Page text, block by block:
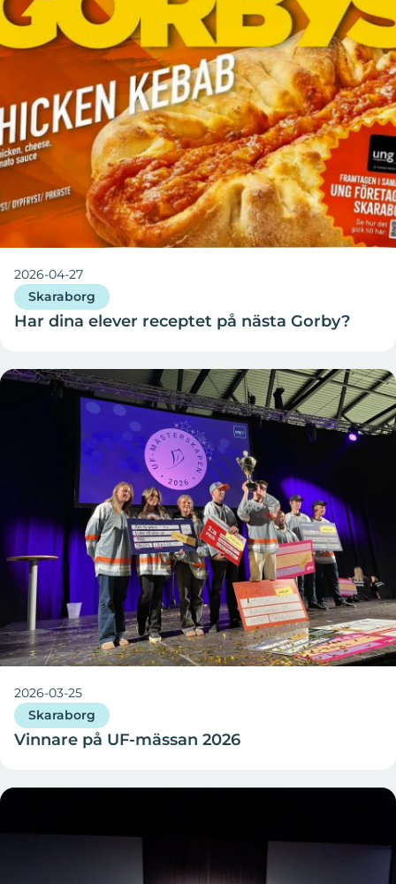
2026-04-27
Skaraborg
Har dina elever receptet på nästa Gorby?
2026-03-25
Skaraborg
Vinnare på UF-mässan 2026